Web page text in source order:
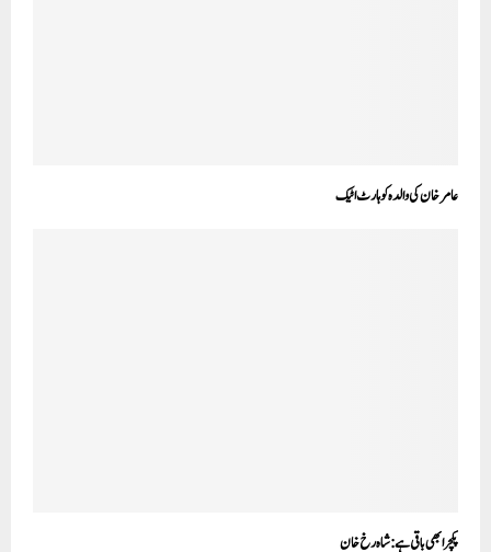
عامر خان کی والدہ کو ہارٹ اٹیک
پکچر ابھی باقی ہے: شاہ رخ خان